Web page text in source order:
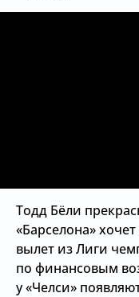
Тодд Бёли
«Барселона»
вылет из Лиги
по финансовым
у «Челси»